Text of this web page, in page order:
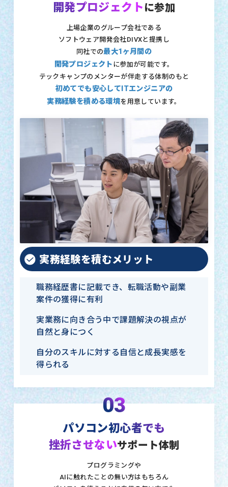
開発プロジェクト に参加
上場企業のグループ会社である
ソフトウェア開発会社DIVXと提携し
同社での最大1ヶ月間の
開発プロジェクト に参加が可能です。
テックキャンプのメンターが伴走する体制のもと
初めてでも安心してITエンジニアの
実務経験を積める環境を用意しています。
実務経験を積むメリット
職務経歴書に記載でき、転職活動や副業
案件の獲得に有利
実業務に向き合う中で課題解決の視点が
自然と身につく
自分のスキルに対する自信と成長実感を
得られる
03
パソコン初心者でも
挫折させないサポート体制
プログラミングや
AIに触れたことの無い方はもちろん